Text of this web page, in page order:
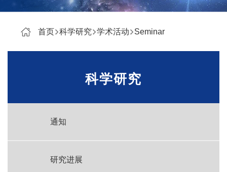
首页 科学研究 学术活动 Seminar
科学研究
通知
研究进展